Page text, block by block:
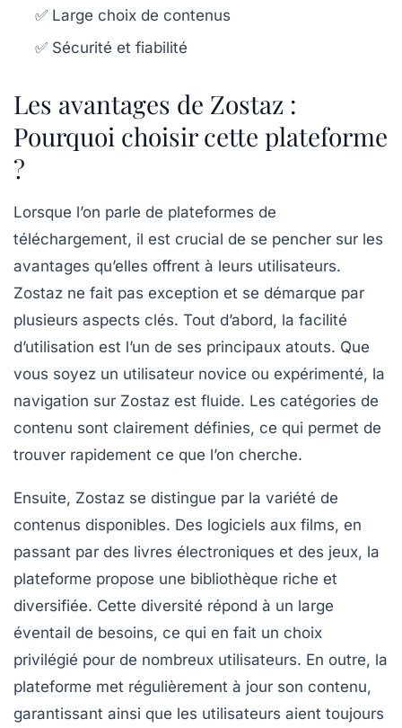
✅ Large choix de contenus
✅ Sécurité et fiabilité
Les avantages de Zostaz :
Pourquoi choisir cette plateforme
?
Lorsque l’on parle de plateformes de
téléchargement, il est crucial de se pencher sur les
avantages qu’elles offrent à leurs utilisateurs.
Zostaz ne fait pas exception et se démarque par
plusieurs aspects clés. Tout d’abord, la facilité
d’utilisation est l’un de ses principaux atouts. Que
vous soyez un utilisateur novice ou expérimenté, la
navigation sur Zostaz est fluide. Les catégories de
contenu sont clairement définies, ce qui permet de
trouver rapidement ce que l’on cherche.
Ensuite, Zostaz se distingue par la variété de
contenus disponibles. Des logiciels aux films, en
passant par des livres électroniques et des jeux, la
plateforme propose une bibliothèque riche et
diversifiée. Cette diversité répond à un large
éventail de besoins, ce qui en fait un choix
privilégié pour de nombreux utilisateurs. En outre, la
plateforme met régulièrement à jour son contenu,
garantissant ainsi que les utilisateurs aient toujours